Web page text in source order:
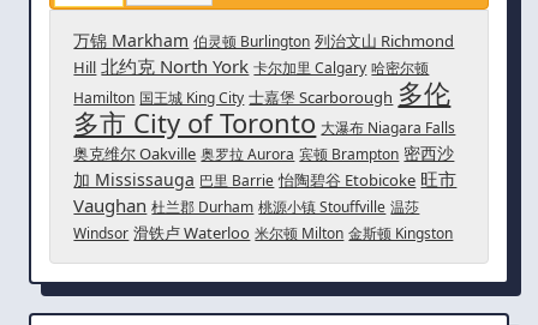
万锦 Markham 伯灵顿 Burlington 列治文山 Richmond
Hill 北约克 North York 卡尔加里 Calgary 哈密尔顿
Hamilton 国王城 King City 士嘉堡 Scarborough 多伦
多市 City of Toronto 大瀑布 Niagara Falls
奥克维尔 Oakville 奥罗拉 Aurora 宾顿 Brampton 密西沙
加 Mississauga 巴里 Barrie 怡陶碧谷 Etobicoke 旺市
Vaughan 杜兰郡 Durham 桃源小镇 Stouffville 温莎
Windsor 滑铁卢 Waterloo 米尔顿 Milton 金斯顿 Kingston